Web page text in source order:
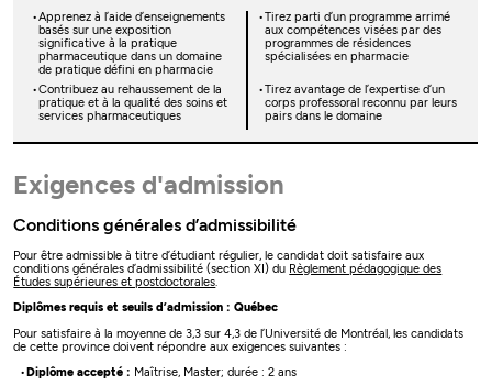
Apprenez à l’aide d’enseignements
basés sur une exposition
significative à la pratique
pharmaceutique dans un domaine
de pratique défini en pharmacie
Tirez parti d’un programme arrimé
aux compétences visées par des
programmes de résidences
spécialisées en pharmacie
Contribuez au rehaussement de la
pratique et à la qualité des soins et
services pharmaceutiques
Tirez avantage de l’expertise d’un
corps professoral reconnu par leurs
pairs dans le domaine
Exigences d'admission
Conditions générales d’admissibilité
Pour être admissible à titre d’étudiant régulier, le candidat doit satisfaire aux
conditions générales d’admissibilité (section XI) du Règlement pédagogique des
Études supérieures et postdoctorales.
Diplômes requis et seuils d’admission : Québec
Pour satisfaire à la moyenne de 3,3 sur 4,3 de l’Université de Montréal, les candidats
de cette province doivent répondre aux exigences suivantes :
Diplôme accepté : Maîtrise, Master; durée : 2 ans